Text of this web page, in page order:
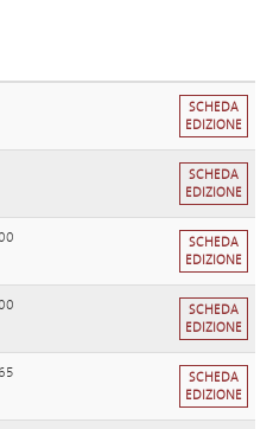
SCHEDA
EDIZIONE
SCHEDA
EDIZIONE
SCHEDA
EDIZIONE
SCHEDA
EDIZIONE
SCHEDA
EDIZIONE